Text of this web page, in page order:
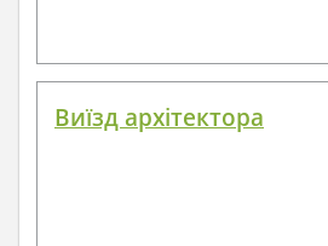
Виїзд архітектора